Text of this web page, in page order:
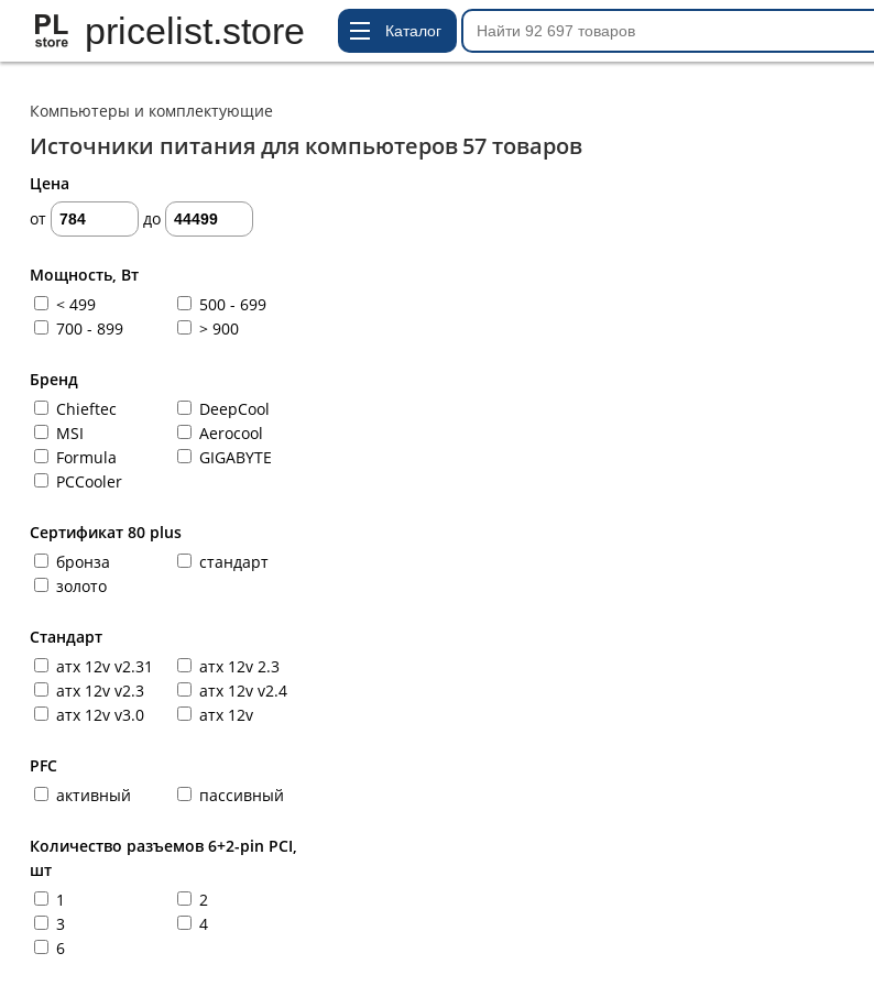
pricelist.store Каталог
Компьютеры и комплектующие
Источники питания для компьютеров57товаров
Цена
от
до
Мощность, Вт
< 499
500 - 699
700 - 899
> 900
Бренд
Chieftec
DeepCool
MSI
Aerocool
Formula
GIGABYTE
PCCooler
Сертификат 80 plus
бронза
стандарт
золото
Стандарт
атх 12v v2.31
атх 12v 2.3
атх 12v v2.3
атх 12v v2.4
атх 12v v3.0
атх 12v
PFC
активный
пассивный
Количество разъемов 6+2-pin PCI,
шт
1
2
3
4
6